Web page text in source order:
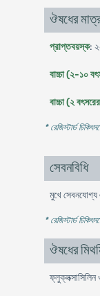
ঔষধের
প্রাপ্তবয়স্ক:
বাচ্চা (২-১০
বাচ্চা (২
* রেজিস্টার্ড
সেবনবিধি
মুখে সেবনযোগ্য
* রেজিস্টার্ড
ঔষধের
ফ্লুক্লক্সাসিলিন